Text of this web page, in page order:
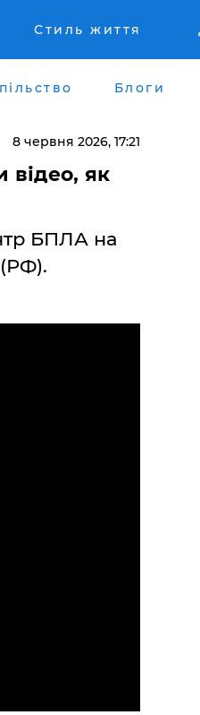
Стиль життя
Блоги
8 червня 2026, 17:21
відео, як
БПЛА на
(РФ).